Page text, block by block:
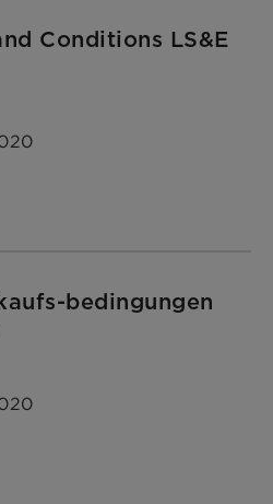
Conditions LS&E
bedingungen